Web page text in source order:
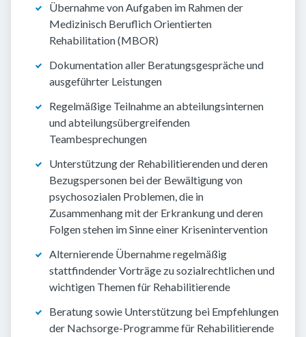
Übernahme von Aufgaben im Rahmen der
Medizinisch Beruflich Orientierten
Rehabilitation (MBOR)
Dokumentation aller Beratungsgespräche und
ausgeführter Leistungen
Regelmäßige Teilnahme an abteilungsinternen
und abteilungsübergreifenden
Teambesprechungen
Unterstützung der Rehabilitierenden und deren
Bezugspersonen bei der Bewältigung von
psychosozialen Problemen, die in
Zusammenhang mit der Erkrankung und deren
Folgen stehen im Sinne einer Krisenintervention
Alternierende Übernahme regelmäßig
stattfindender Vorträge zu sozialrechtlichen und
wichtigen Themen für Rehabilitierende
Beratung sowie Unterstützung bei Empfehlungen
der Nachsorge-Programme für Rehabilitierende